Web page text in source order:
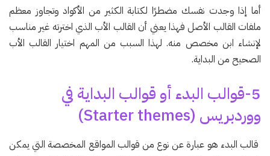
أما إذا وجدت نفسك مضطرًا لكتابة الكثير من الأكواد وتجاوز معظم
ملفات القالب الأصل فهذا يعني أن القالب الأب الذي اخترته غير مناسب
لإنشاء ابن مخصص منه. لهذا السبب من المهم اختيار القالب الأب
الصحيح من البداية.
5-قوالب البدء أو قوالب البداية في
ووردبريس (Starter themes)
قالب البدء هو عبارة عن نوع من قوالب المواقع المخصصة التي يمكن